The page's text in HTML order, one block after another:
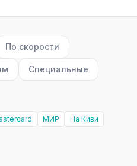
По скорости
Специальные
МИР
На Киви